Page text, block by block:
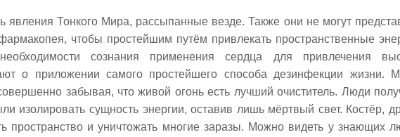
явления Тонкого Мира, рассыпанные везде. Также они не могут
чтобы простейшим путём привлекать пространственные
сознания применения сердца для привлечения
о приложении самого простейшего способа дезинфекции жизни.
забывая, что живой огонь есть лучший очиститель. Люди
изолировать сущность энергии, оставив лишь мёртвый свет. Костёр,
пространство и уничтожать многие заразы. Можно видеть у знающих